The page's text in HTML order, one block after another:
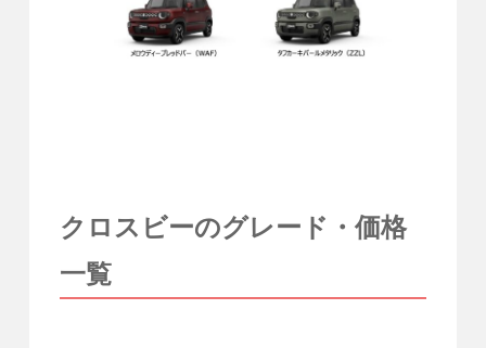
クロスビーのグレード・価格
一覧